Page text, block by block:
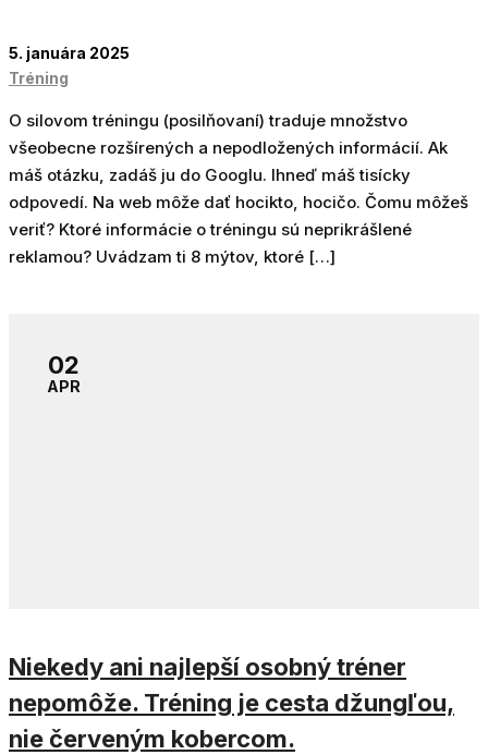
5. januára 2025
Tréning
O silovom tréningu (posilňovaní) traduje množstvo
všeobecne rozšírených a nepodložených informácií. Ak
máš otázku, zadáš ju do Googlu. Ihneď máš tisícky
odpovedí. Na web môže dať hocikto, hocičo. Čomu môžeš
veriť? Ktoré informácie o tréningu sú neprikrášlené
reklamou? Uvádzam ti 8 mýtov, ktoré […]
02
APR
Niekedy ani najlepší osobný tréner
nepomôže. Tréning je cesta džungľou,
nie červeným kobercom.